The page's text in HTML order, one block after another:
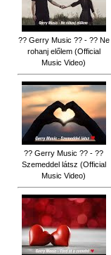
?? Gerry Music ?? - ?? Ne
rohanj előlem (Official
Music Video)
?? Gerry Music ?? - ??
Szemeddel látsz (Official
Music Video)